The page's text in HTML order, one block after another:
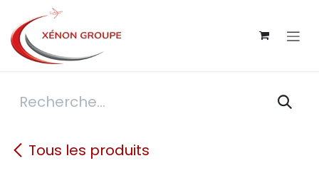
Se rendre au contenu
Tous les produits